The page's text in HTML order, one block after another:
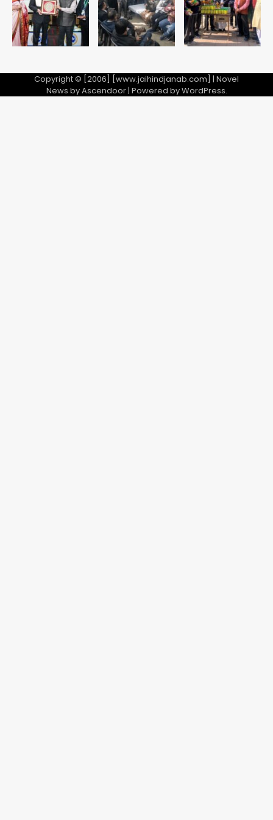
5
चमोली-उत्तरकाशी में श्रद्धालु फंसे, नदियां खतरे
के निशान के पार
Copyright © [2006] [www.jaihindjanab.com] | Novel
News byAscendoor| Powered byWordPress.